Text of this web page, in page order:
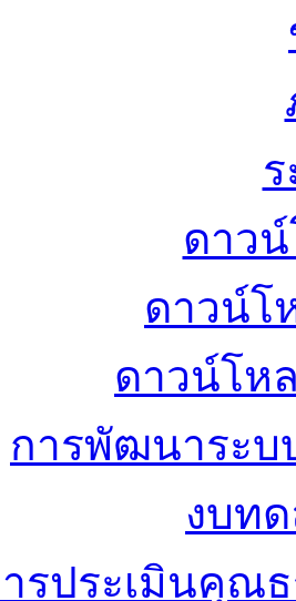
ดาว
ดาวน์โ
ดาวน์โห
การพัฒนาระ
งบท
รประเมินคุณ